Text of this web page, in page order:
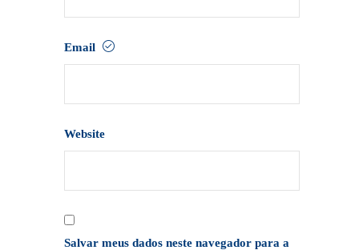
Email
Website
Salvar meus dados neste navegador para a